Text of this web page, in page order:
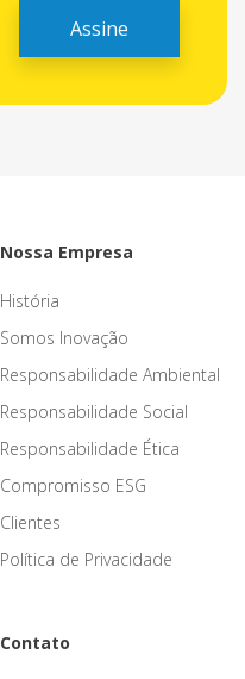
Nossa Empresa
História
Somos Inovação
Responsabilidade Ambiental
Responsabilidade Social
Responsabilidade Ética
Compromisso ESG
Clientes
Política de Privacidade
Contato